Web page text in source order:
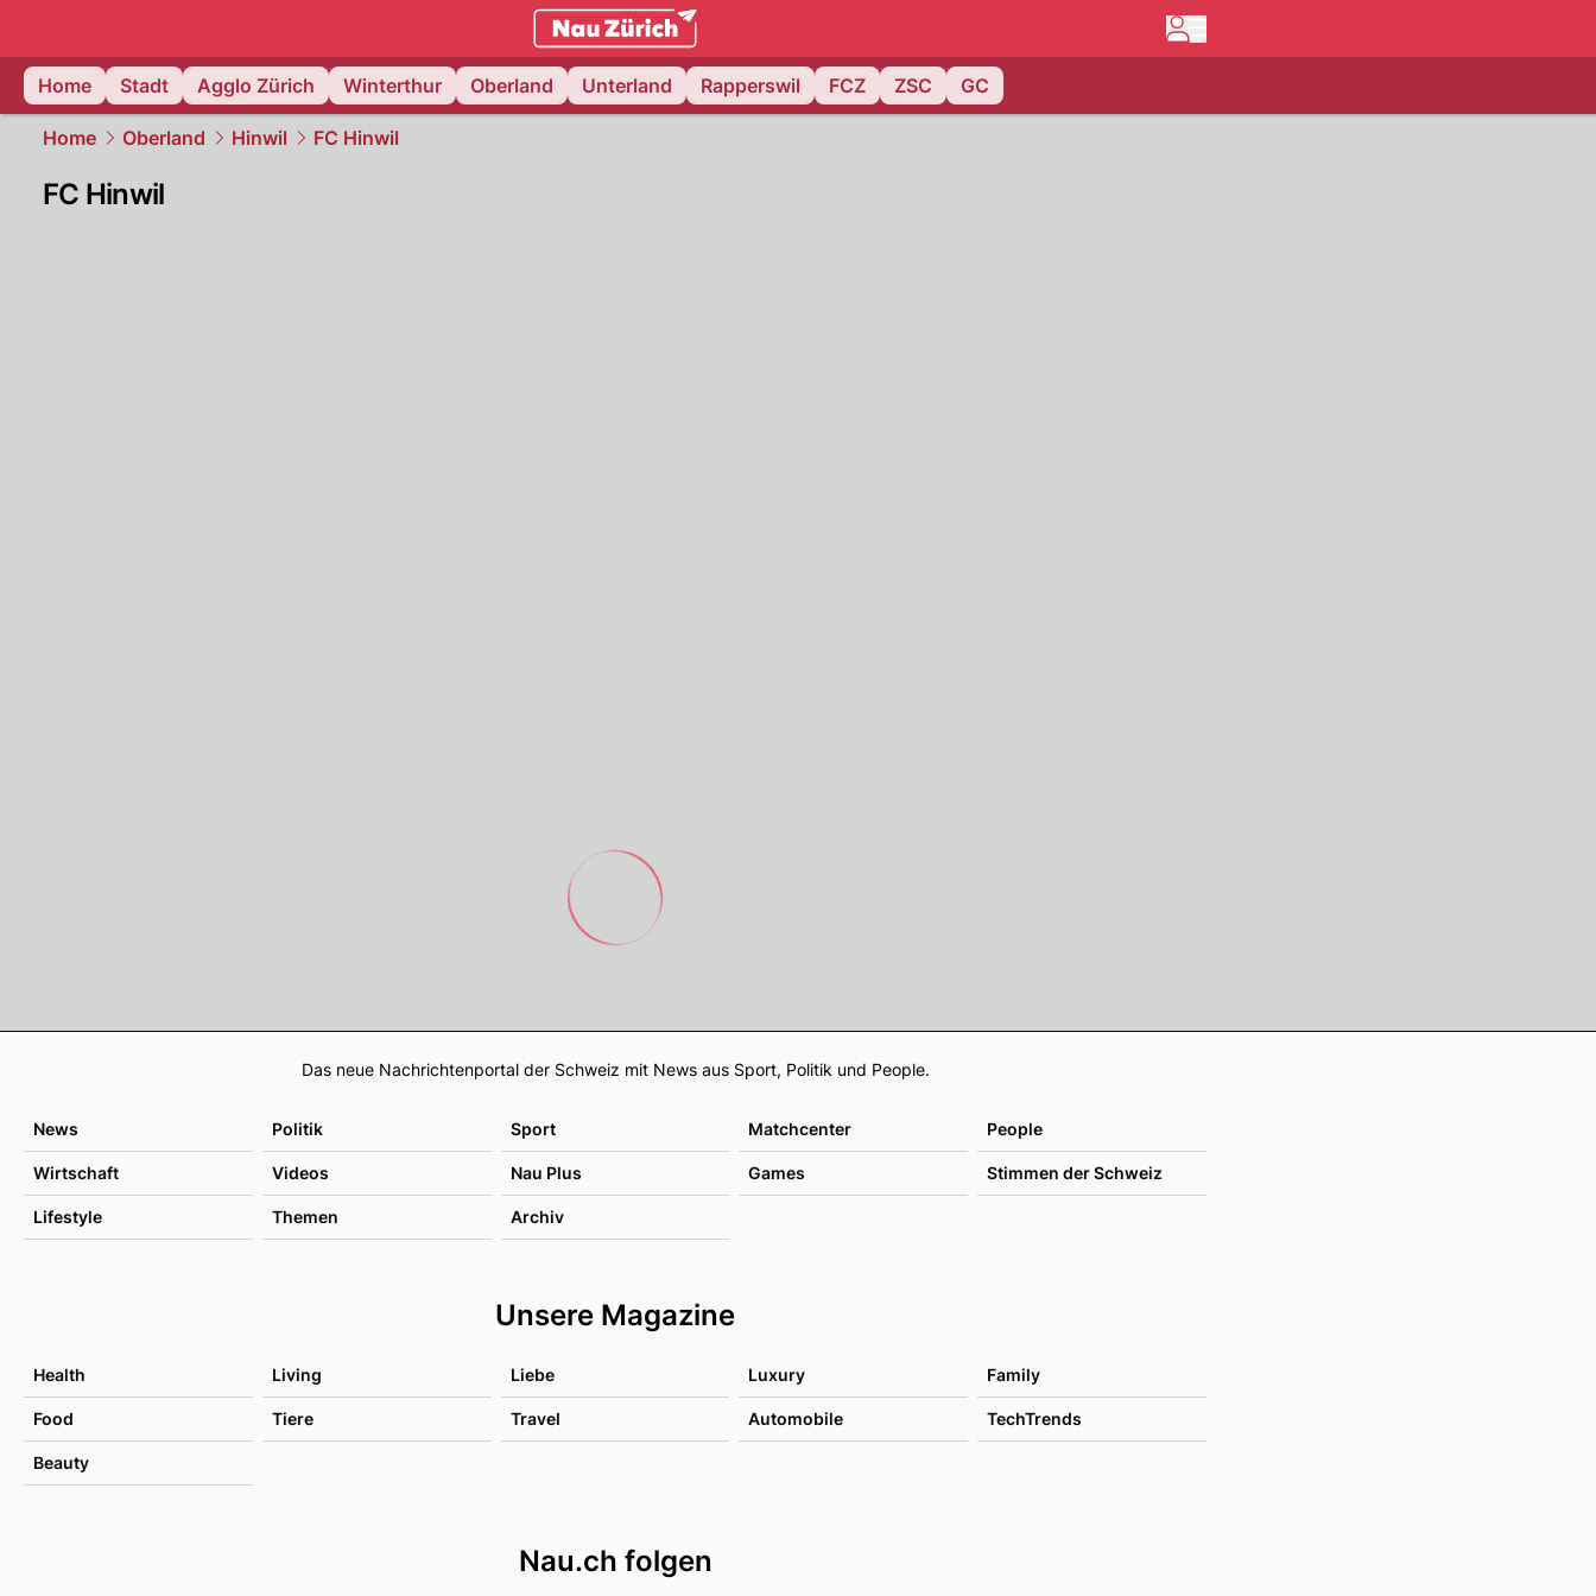
zurich.NAU.ch
Home
Stadt Agglo Zürich Winterthur Oberland Unterland Rapperswil FCZ ZSC GC
Home Oberland Hinwil FC Hinwil
FC Hinwil
Footer
Das neue Nachrichtenportal der Schweiz mit News aus Sport, Politik und People.
News Politik Sport Matchcenter People
Wirtschaft Videos Nau Plus Games Stimmen der Schweiz
Lifestyle Themen Archiv
Unsere Magazine
Health Living Liebe Luxury Family
Food Tiere Travel Automobile TechTrends
Beauty
Nau.ch folgen